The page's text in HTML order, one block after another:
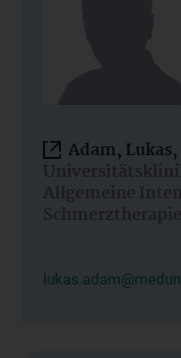
Adam,
Allgemeine
Schmerztherapie